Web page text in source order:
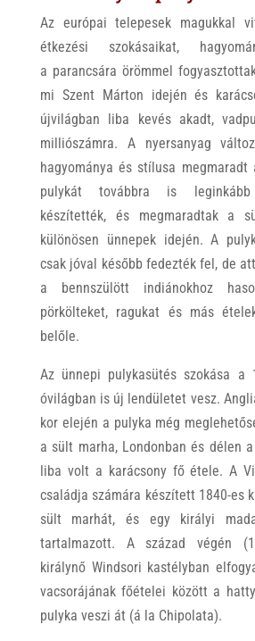
Az európai telepesek magukkal
étkezési szokásaikat,
a parancsára örömmel
mi Szent Márton idején és
újvilágban liba kevés akadt,
milliószámra. A nyersanyag
hagyománya és stílusa
pulykát továbbra is
készítették, és megmaradtak a
különösen ünnepek idején. A
csak jóval később fedezték fel, de
a bennszülött indiánokhoz
pörkölteket, ragukat és más
belőle.
Az ünnepi pulykasütés szokása a
óvilágban is új lendületet vesz.
kor elején a pulyka még
a sült marha, Londonban és délen
liba volt a karácsony fő étele. A
családja számára készített 1840-es
sült marhát, és egy királyi
tartalmazott. A század végén
királynő Windsori kastélyban
vacsorájának főételei között a
pulyka veszi át (á la Chipolata).